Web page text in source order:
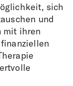
sich
und
mit ihren